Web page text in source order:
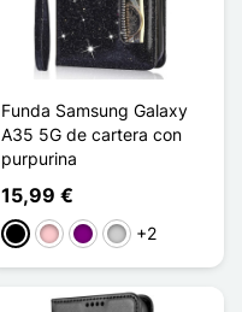
Funda Samsung Galaxy
A35 5G de cartera con
purpurina
15,99 €
NegroRosaPúrpura
Plata+2